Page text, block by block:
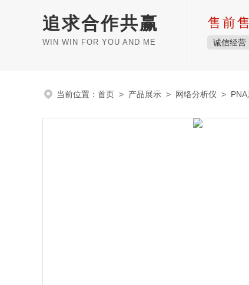
追求合作共赢
WIN WIN FOR YOU AND ME
售前
诚信经营
当前位置： 首页 > 产品展示 > 网络分析仪 >